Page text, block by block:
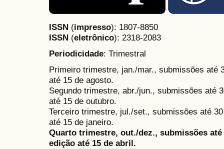
ISSN (impresso): 1807-8850
ISSN (eletrônico): 2318-2083
Periodicidade: Trimestral
Primeiro trimestre, jan./mar., submissões até
até 15 de agosto.
Segundo trimestre, abr./jun., submissões até
até 15 de outubro.
Terceiro trimestre, jul./set., submissões até
até 15 de janeiro.
Quarto trimestre, out./dez., submissões
edição até 15 de abril.